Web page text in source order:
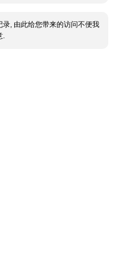
录, 由此给您带来的访问不便我
.